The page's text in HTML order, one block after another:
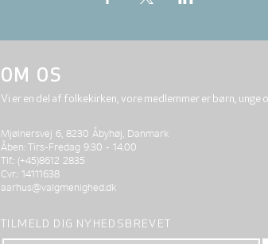
OM OS
Vi er en del af folkekirken, vore medlemmer er børn, unge
Mjølnersvej 6, 8230 Åbyhøj, Danmark
Åben: Tirs-Fredag 9:30 - 14.00
Tlf.: (+45)8612 2835
Cvr.: 14111638
aarhus@valgmenighed.dk
TILMELD DIG NYHEDSBREVET